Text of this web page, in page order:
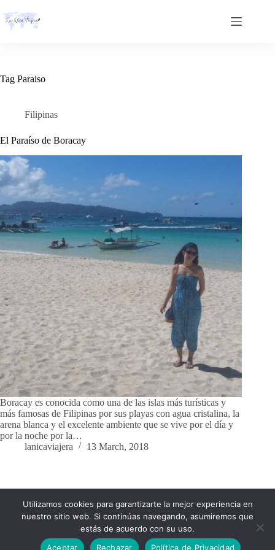
to
content
Tag Paraiso
Filipinas
El Paraíso de Boracay
Boracay es conocida como una de las islas más turísticas y
más famosas de Filipinas por sus playas con agua cristalina, la
arena blanca y el excelente ambiente que se vive por el día y
por la noche por la…
lanicaviajera
13 March, 2018
Impressum
Política de Privacidad
Política de cookies
Utilizamos cookies para garantizarte la mejor experiencia en
nuestro sitio web. Si continúas navegando, asumiremos que
estás de acuerdo con su uso.
Aceptar
Rechazar Política de Privacidad